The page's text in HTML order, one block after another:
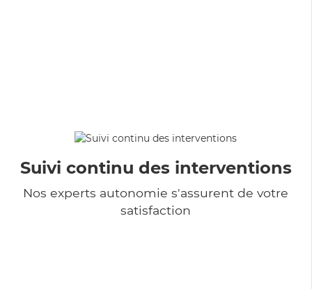
Suivi continu des interventions
Nos experts autonomie s'assurent de votre
satisfaction